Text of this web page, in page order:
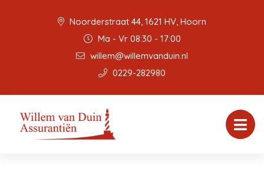
Noorderstraat 44, 1621 HV, Hoorn
Ma - Vr 08:30 - 17:00
willem@willemvanduin.nl
0229-282980